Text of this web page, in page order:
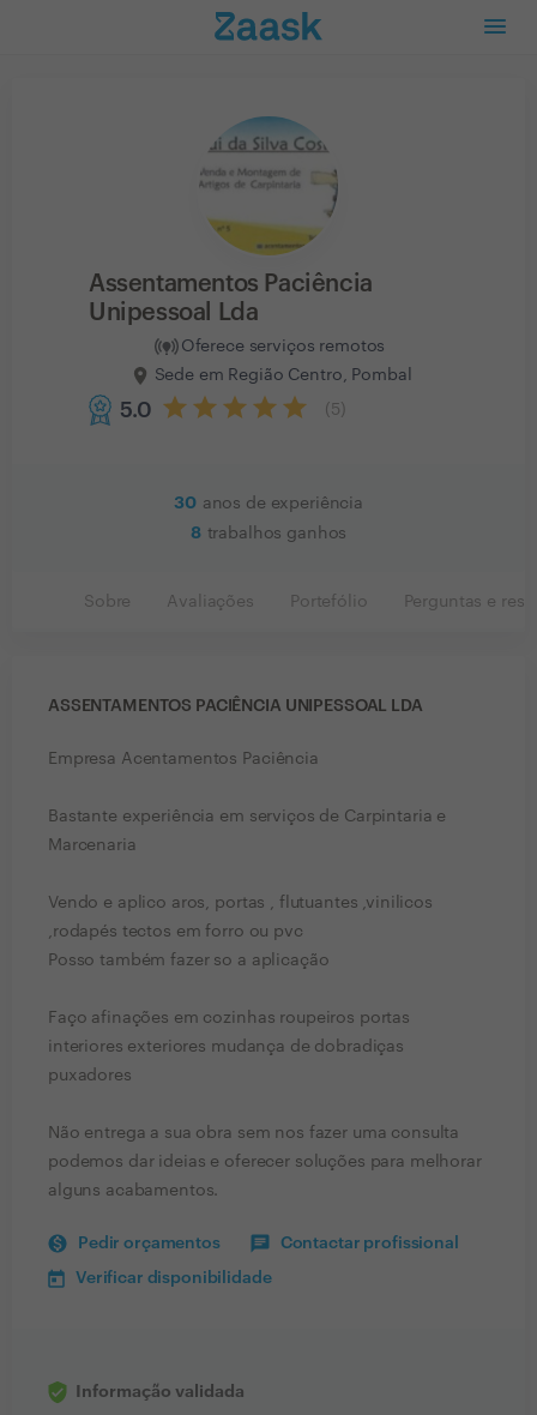
Assentamentos Paciência
Unipessoal Lda
Oferece serviços remotos
Sede em Região Centro, Pombal
5.0 5
30 anos de experiência
8 trabalhos ganhos
Sobre Avaliações Portefólio Perguntas e
ASSENTAMENTOS PACIÊNCIA UNIPESSOAL LDA
Empresa Acentamentos Paciência
Bastante experiência em serviços de Carpintaria e
Marcenaria
Vendo e aplico aros, portas , flutuantes ,vinilicos
,rodapés tectos em forro ou pvc
Posso também fazer so a aplicação
Faço afinações em cozinhas roupeiros portas
interiores exteriores mudança de dobradiças
puxadores
Não entrega a sua obra sem nos fazer uma consulta
podemos dar ideias e oferecer soluções para melhorar
alguns acabamentos.
Pedir orçamentos Contactar profissional
Verificar disponibilidade
Informação validada